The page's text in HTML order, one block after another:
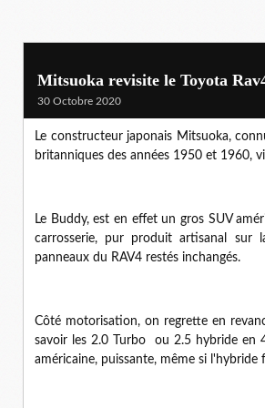
Mitsuoka revisite le Toyota
30 Octobre 2020
Le constructeur japonais Mitsuoka,
britanniques des années 1950 et 1960,
Le Buddy, est en effet un gros SUV
carrosserie, pur produit artisanal sur
panneaux du RAV4 restés inchangés.
Côté motorisation, on regrette en
savoir les 2.0 Turbo ou 2.5 hybride en
américaine, puissante, même si